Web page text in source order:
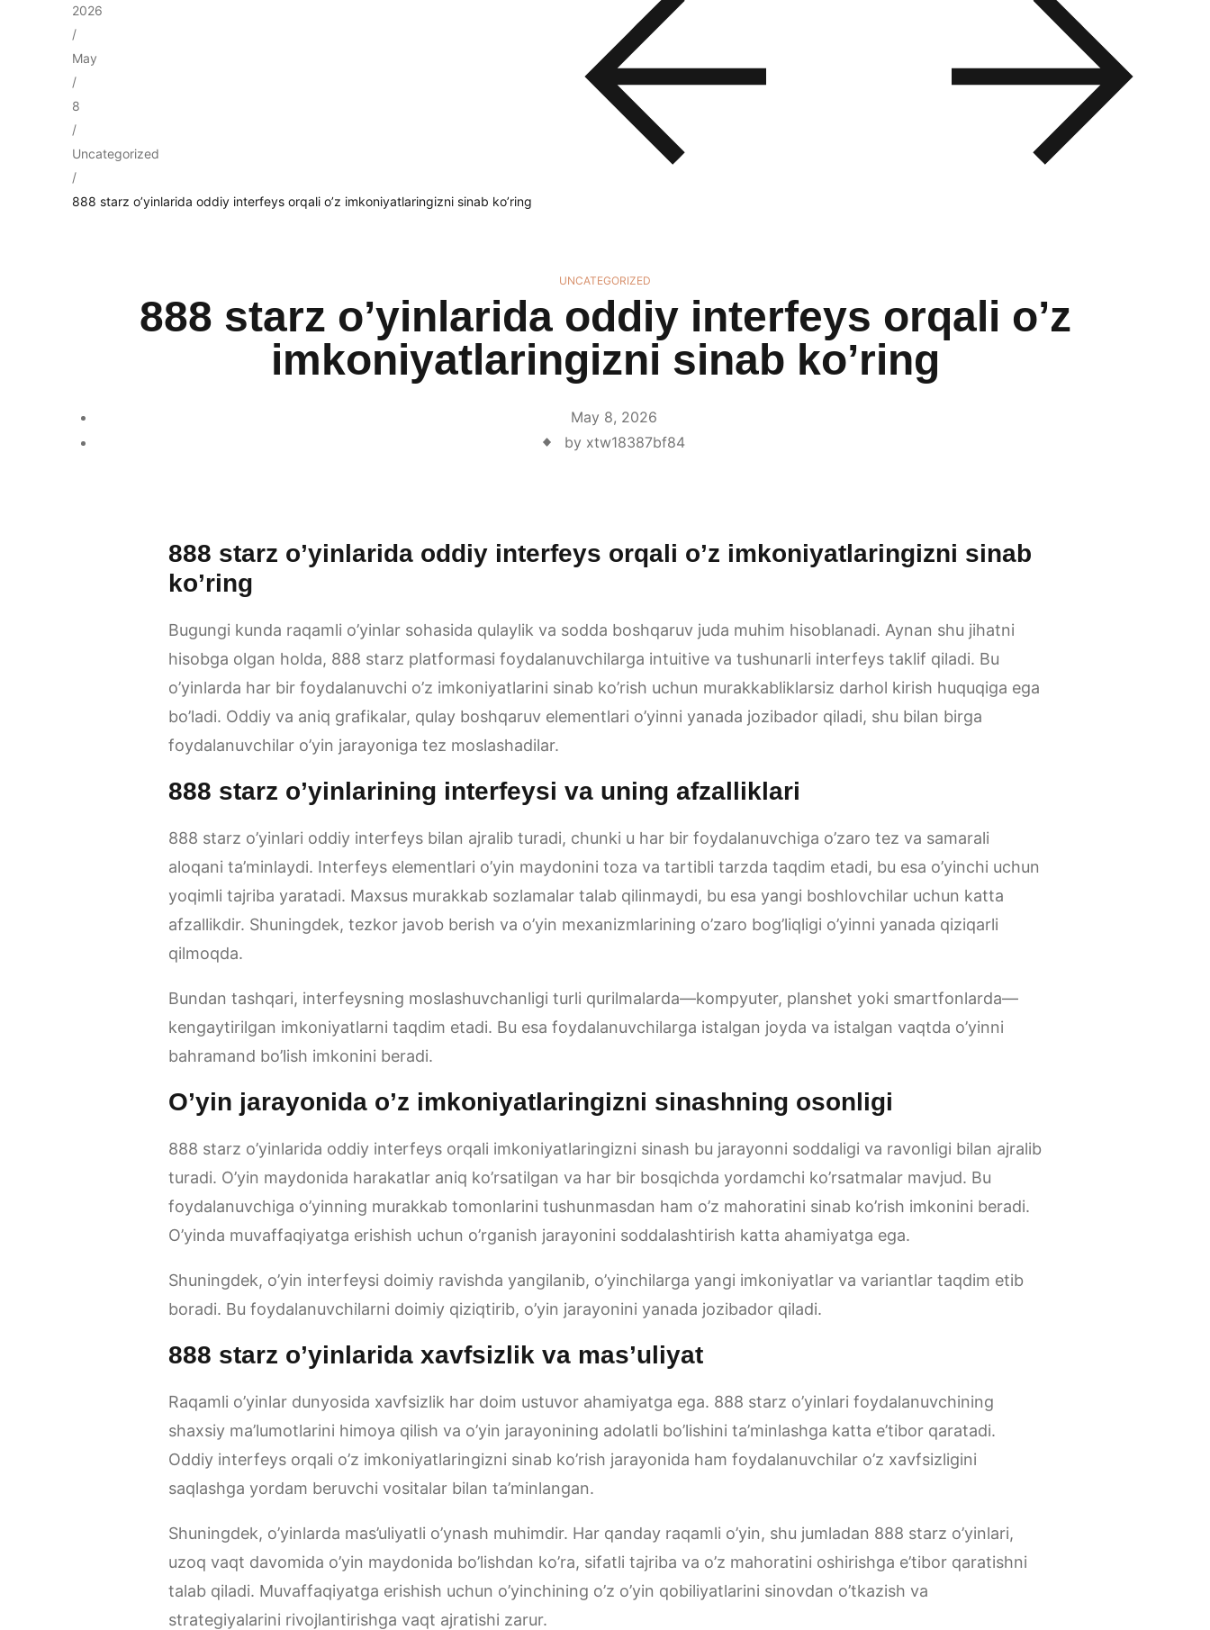
2026
/
May
/
8
/
Uncategorized
/
888 starz o’yinlarida oddiy interfeys orqali o’z imkoniyatlaringizni sinab ko’ring
UNCATEGORIZED
888 starz o’yinlarida oddiy interfeys orqali o’z
imkoniyatlaringizni sinab ko’ring
May 8, 2026
by xtw18387bf84
888 starz o’yinlarida oddiy interfeys orqali o’z imkoniyatlaringizni sinab
ko’ring
Bugungi kunda raqamli o’yinlar sohasida qulaylik va sodda boshqaruv juda muhim hisoblanadi. Aynan shu jihatni
hisobga olgan holda, 888 starz platformasi foydalanuvchilarga intuitive va tushunarli interfeys taklif qiladi. Bu
o’yinlarda har bir foydalanuvchi o’z imkoniyatlarini sinab ko’rish uchun murakkabliklarsiz darhol kirish huquqiga ega
bo’ladi. Oddiy va aniq grafikalar, qulay boshqaruv elementlari o’yinni yanada jozibador qiladi, shu bilan birga
foydalanuvchilar o’yin jarayoniga tez moslashadilar.
888 starz o’yinlarining interfeysi va uning afzalliklari
888 starz o’yinlari oddiy interfeys bilan ajralib turadi, chunki u har bir foydalanuvchiga o’zaro tez va samarali
aloqani ta’minlaydi. Interfeys elementlari o’yin maydonini toza va tartibli tarzda taqdim etadi, bu esa o’yinchi uchun
yoqimli tajriba yaratadi. Maxsus murakkab sozlamalar talab qilinmaydi, bu esa yangi boshlovchilar uchun katta
afzallikdir. Shuningdek, tezkor javob berish va o’yin mexanizmlarining o’zaro bog’liqligi o’yinni yanada qiziqarli
qilmoqda.
Bundan tashqari, interfeysning moslashuvchanligi turli qurilmalarda—kompyuter, planshet yoki smartfonlarda—
kengaytirilgan imkoniyatlarni taqdim etadi. Bu esa foydalanuvchilarga istalgan joyda va istalgan vaqtda o’yinni
bahramand bo’lish imkonini beradi.
O’yin jarayonida o’z imkoniyatlaringizni sinashning osonligi
888 starz o’yinlarida oddiy interfeys orqali imkoniyatlaringizni sinash bu jarayonni soddaligi va ravonligi bilan ajralib
turadi. O’yin maydonida harakatlar aniq ko’rsatilgan va har bir bosqichda yordamchi ko’rsatmalar mavjud. Bu
foydalanuvchiga o’yinning murakkab tomonlarini tushunmasdan ham o’z mahoratini sinab ko’rish imkonini beradi.
O’yinda muvaffaqiyatga erishish uchun o’rganish jarayonini soddalashtirish katta ahamiyatga ega.
Shuningdek, o’yin interfeysi doimiy ravishda yangilanib, o’yinchilarga yangi imkoniyatlar va variantlar taqdim etib
boradi. Bu foydalanuvchilarni doimiy qiziqtirib, o’yin jarayonini yanada jozibador qiladi.
888 starz o’yinlarida xavfsizlik va mas’uliyat
Raqamli o’yinlar dunyosida xavfsizlik har doim ustuvor ahamiyatga ega. 888 starz o’yinlari foydalanuvchining
shaxsiy ma’lumotlarini himoya qilish va o’yin jarayonining adolatli bo’lishini ta’minlashga katta e’tibor qaratadi.
Oddiy interfeys orqali o’z imkoniyatlaringizni sinab ko’rish jarayonida ham foydalanuvchilar o’z xavfsizligini
saqlashga yordam beruvchi vositalar bilan ta’minlangan.
Shuningdek, o’yinlarda mas’uliyatli o’ynash muhimdir. Har qanday raqamli o’yin, shu jumladan 888 starz o’yinlari,
uzoq vaqt davomida o’yin maydonida bo’lishdan ko’ra, sifatli tajriba va o’z mahoratini oshirishga e’tibor qaratishni
talab qiladi. Muvaffaqiyatga erishish uchun o’yinchining o’z o’yin qobiliyatlarini sinovdan o’tkazish va
strategiyalarini rivojlantirishga vaqt ajratishi zarur.